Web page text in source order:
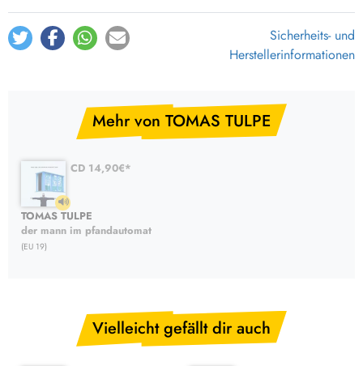
Sicherheits- und
Herstellerinformationen
Mehr von TOMAS TULPE
CD 14,90€*
TOMAS TULPE
der mann im pfandautomat
(EU 19)
Vielleicht gefällt dir auch